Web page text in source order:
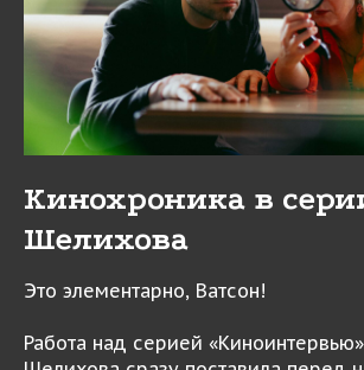
Кинохроника в
Шелихова
Это элементарно, Ватсон!
Работа над серией